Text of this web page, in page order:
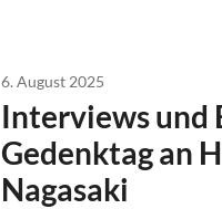
6. August 2025
Interviews und
Gedenktag an
Nagasaki